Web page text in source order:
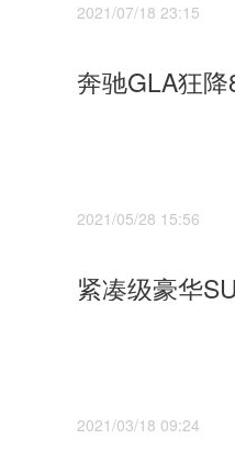
2021/07/18 23:15
2021/05/28 15:56
2021/03/18 09:24